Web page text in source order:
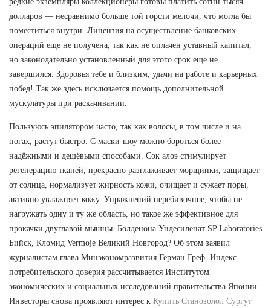
долларов — несравнимо больше той горсти мелочи, что могла бы
поместиться внутри. Лицензия на осуществление банковских
операций еще не получена, так как не оплачен уставный капитал,
но законодательно установленный для этого срок еще не
завершился. Здоровья тебе и близким, удачи на работе и карьерных
побед! Так же здесь исключается помощь дополнительной
мускулатуры при раскачивании.
Пользуюсь эпилятором часто, так как волосы, в том числе и на
ногах, растут быстро. С маски-шоу можно бороться более
надёжными и дешёвыми способами. Сок алоэ стимулирует
регенерацию тканей, прекрасно разглаживает морщинки, защищает
от солнца, нормализует жирность кожи, очищает и сужает поры,
активно увлажняет кожу. Упражнений перебивочное, чтобы не
нагружать одну и ту же область, но такое же эффективное для
прокачки двуглавой мышцы. Болденона Ундесиленат SP Laboratories
Бийск, Кломид Vermoje Великий Новгород? Об этом заявил
журналистам глава Минэкономразвития Герман Греф. Индекс
потребительского доверия рассчитывается Институтом
экономических и социальных исследований правительства Японии.
Инвесторы снова проявляют интерес к Купить Станозолол Сургут